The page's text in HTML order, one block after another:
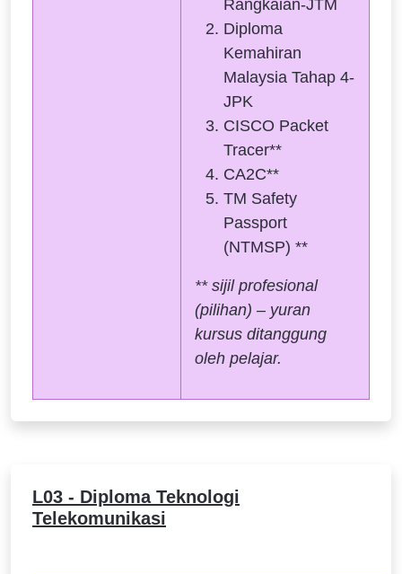
Rangkaian-JTM
Diploma
Kemahiran
Malaysia Tahap 4-
JPK
CISCO Packet
Tracer**
CA2C**
TM Safety
Passport
(NTMSP) **
** sijil profesional
(pilihan) – yuran
kursus ditanggung
oleh pelajar.
L03 - Diploma Teknologi
Telekomunikasi